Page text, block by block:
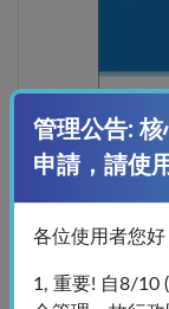
管理公告:
申請，請使
各位使用者您好
1, 重要! 自8/10